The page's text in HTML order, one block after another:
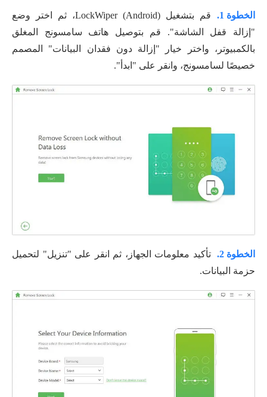
الخطوة 1.
قم بتشغيل LockWiper (Android)، ثم اختر وضع
"إزالة قفل الشاشة". قم بتوصيل هاتف سامسونج المغلق
بالكمبيوتر، واختر خيار "إزالة دون فقدان البيانات" المصمم
خصيصًا لسامسونج، وانقر على "ابدأ".
الخطوة 2.
تأكيد معلومات الجهاز، ثم انقر على "تنزيل" لتحميل
حزمة البيانات.